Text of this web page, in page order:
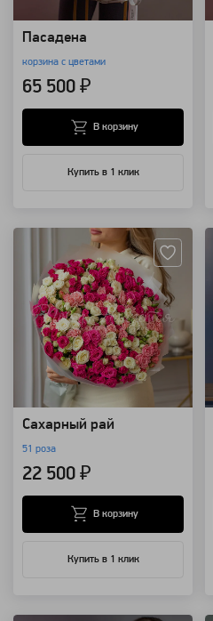
Пасадена
корзина с цветами
65 500 ₽
Купить в 1 клик
В корзину
Сахарный рай
51 роза
22 500 ₽
Купить в 1 клик
В корзину